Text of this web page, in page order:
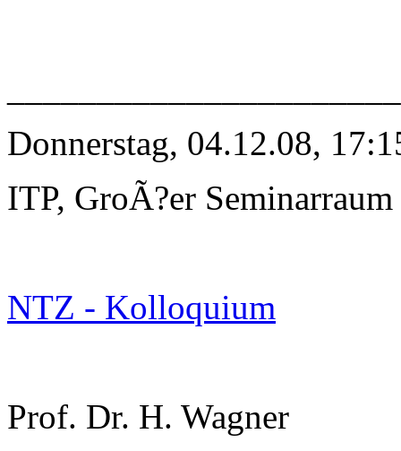
Donnerstag, 04.12.08,
ITP, GroÃ?er Seminarraum
NTZ - Kolloquium
Prof. Dr. H. Wagner